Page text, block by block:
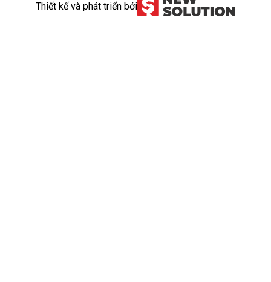
Thiết kế và phát triển bởi